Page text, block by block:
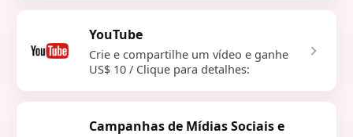
Blog
YouTube
Crie e compartilhe um vídeo e ganhe
US$ 10 / Clique para detalhes:
Campanhas de Mídias Sociais e